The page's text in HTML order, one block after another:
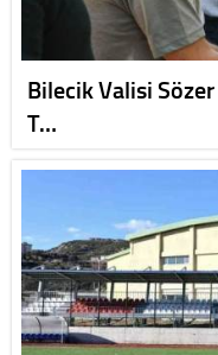
Bilecik Valisi
T…